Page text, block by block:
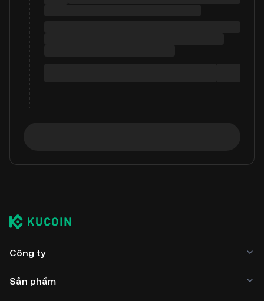
Công ty
Sản phẩm